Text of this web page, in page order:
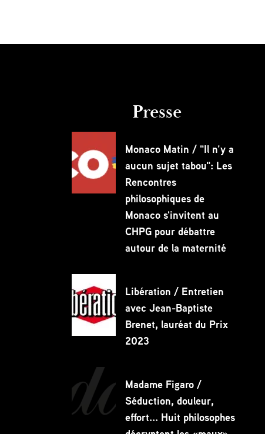
Presse
Monaco Matin / "Il n’y a
aucun sujet tabou": Les
Rencontres
philosophiques de
Monaco s'invitent au
CHPG pour débattre
autour de la maternité
Libération / Entretien
avec Jean-Baptiste
Brenet, lauréat du Prix
2023
Madame Figaro /
Séduction, douleur,
effort... Huit philosophes